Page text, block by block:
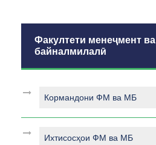
Факултети менеҷмент
байналмилалӣ
Кормандони ФМ ва МБ
Ихтисосҳои ФМ ва МБ